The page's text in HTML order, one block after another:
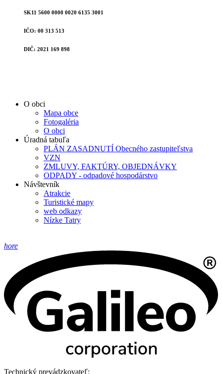
SK11 5600 0000 0020 6135 3001
IČO: 00 313 513
DIČ: 2021 169 898
O obci
Mapa obce
Fotogaléria
O obci
Úradná tabuľa
PLÁN ZASADNUTÍ Obecného zastupiteľstva
VZN
ZMLUVY, FAKTÚRY, OBJEDNÁVKY
ODPADY - odpadové hospodárstvo
Návštevník
Atrakcie
Turistické mapy
web odkazy
Nízke Tatry
hore
Technický prevádzkovateľ: